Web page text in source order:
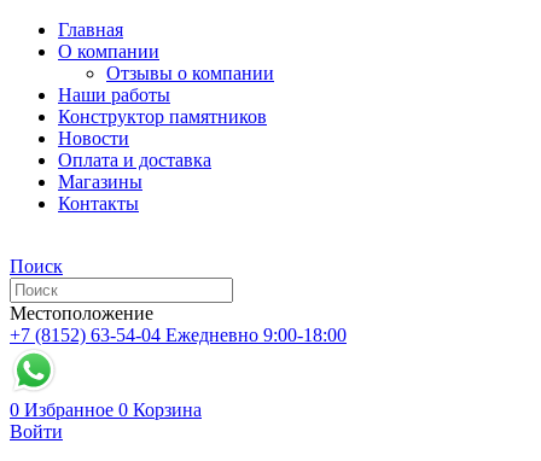
Главная
О компании
Отзывы о компании
Наши работы
Конструктор памятников
Новости
Оплата и доставка
Магазины
Контакты
Поиск
Местоположение
+7 (8152) 63-54-04 Ежедневно 9:00-18:00
0 Избранное 0 Корзина
Войти